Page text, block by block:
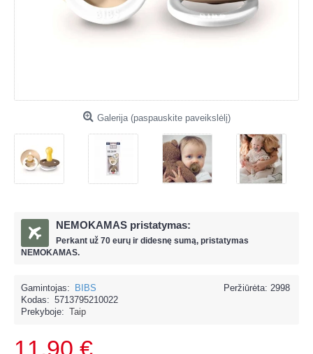
Galerija (paspauskite paveikslėlį)
NEMOKAMAS pristatymas:
Perkant už 70 eurų ir didesnę sumą, pristatymas
NEMOKAMAS.
Peržiūrėta: 2998
Gamintojas:
BIBS
Kodas: 5713795210022
Prekyboje: Taip
11,90 €